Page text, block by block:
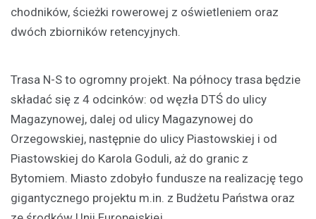
chodników, ścieżki rowerowej z oświetleniem oraz
dwóch zbiorników retencyjnych.
Trasa N-S to ogromny projekt. Na północy trasa będzie
składać się z 4 odcinków: od węzła DTŚ do ulicy
Magazynowej, dalej od ulicy Magazynowej do
Orzegowskiej, następnie do ulicy Piastowskiej i od
Piastowskiej do Karola Goduli, aż do granic z
Bytomiem. Miasto zdobyło fundusze na realizację tego
gigantycznego projektu m.in. z Budżetu Państwa oraz